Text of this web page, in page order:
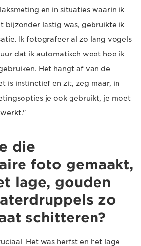
en in situaties waarin ik
bijzonder lastig was, gebruikte ik
Ik fotografeer al zo lang vogels
dat ik automatisch weet hoe ik
Het hangt af van de
is instinctief en zit, zeg maar, in
je ook gebruikt, je moet
die
foto gemaakt,
lage, gouden
zo
schitteren?
Het was herfst en het lage